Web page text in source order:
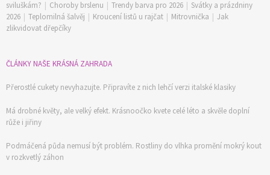
sviluškám? | Choroby brslenu | Trendy barva pro 2026 | Svátky a prázdniny
2026 | Teplomilná šalvěj | Kroucení listů u rajčat | Mitrovnička | Jak
zlikvidovat dřepčíky
ČLÁNKY NAŠE KRÁSNÁ ZAHRADA
Přerostlé cukety nevyhazujte. Připravíte z nich lehčí verzi italské klasiky
Má drobné květy, ale velký efekt. Krásnoočko kvete celé léto a skvěle doplní
růže i jiřiny
Podmáčená půda nemusí být problém. Rostliny do vlhka promění mokrý kout
v rozkvetlý záhon